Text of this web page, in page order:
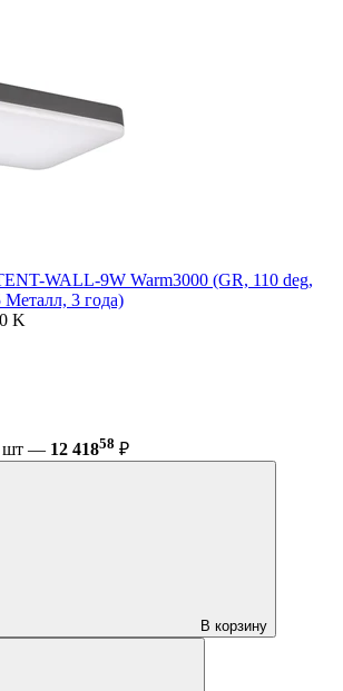
WALL-9W Warm3000 (GR, 110 deg,
3 года)
K
шт — 12 41858 ₽
В корзину